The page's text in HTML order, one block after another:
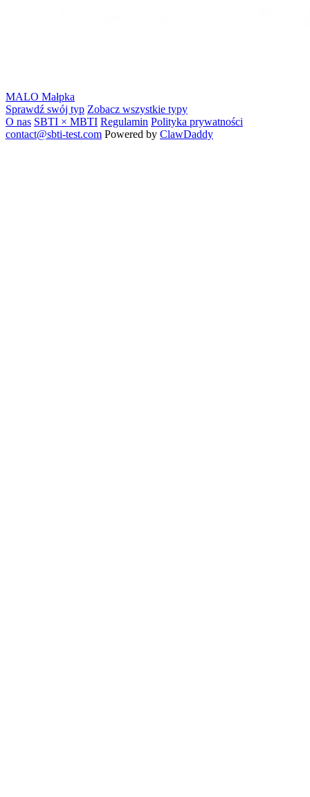
MALO Małpka
Sprawdź swój typ Zobacz wszystkie typy
O nas SBTI × MBTI Regulamin Polityka prywatności
contact@sbti-test.com Powered by ClawDaddy